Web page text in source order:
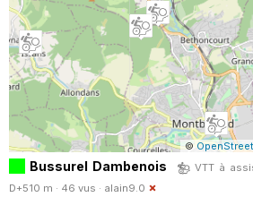
©
Bussurel Dambenois
VTT à
D+510 m · 46 vus · alain9.0